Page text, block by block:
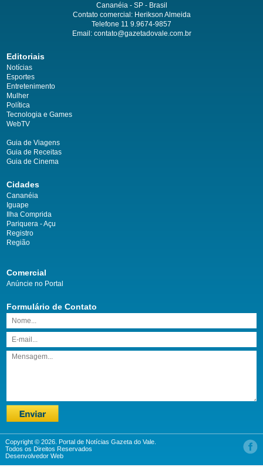
Cananéia - SP - Brasil
Contato comercial: Herikson Almeida
Telefone 11 9.9674-9857
Email: contato@gazetadovale.com.br
Editoriais
Notícias
Esportes
Entretenimento
Mulher
Política
Tecnologia e Games
WebTV
Guia de Viagens
Guia de Receitas
Guia de Cinema
Cidades
Cananéia
Iguape
Ilha Comprida
Pariquera - Açu
Registro
Região
Comercial
Anúncie no Portal
Formulário de Contato
Copyright © 2026. Portal de Notícias Gazeta do Vale.
Todos os Direitos Reservados
Desenvolvedor Web